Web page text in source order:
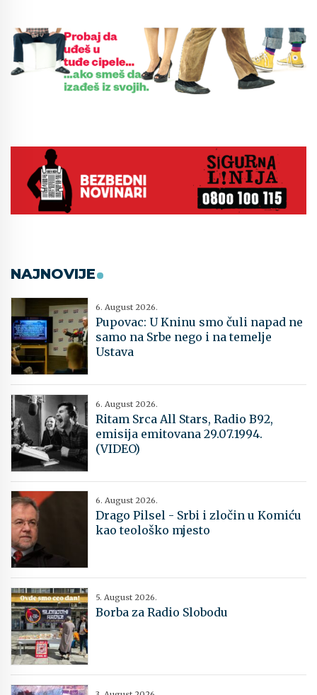
NAJNOVIJE
6. August 2026.
Pupovac: U Kninu smo čuli napad ne
samo na Srbe nego i na temelje
Ustava
6. August 2026.
Ritam Srca All Stars, Radio B92,
emisija emitovana 29.07.1994.
(VIDEO)
6. August 2026.
Drago Pilsel - Srbi i zločin u Komiću
kao teološko mjesto
5. August 2026.
Borba za Radio Slobodu